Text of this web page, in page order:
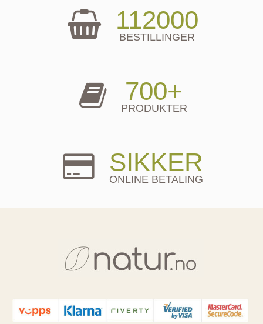
112000
BESTILLINGER
700+
PRODUKTER
SIKKER
ONLINE BETALING